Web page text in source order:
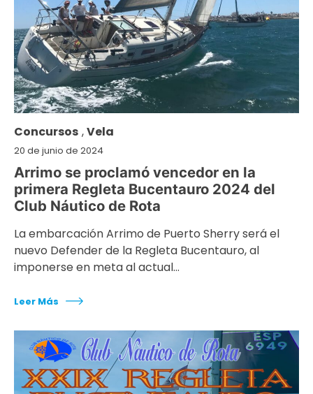
Concursos ,Vela
20 de junio de 2024
Arrimo se proclamó vencedor en la
primera Regleta Bucentauro 2024 del
Club Náutico de Rota
La embarcación Arrimo de Puerto Sherry será el
nuevo Defender de la Regleta Bucentauro, al
imponerse en meta al actual…
Leer Más